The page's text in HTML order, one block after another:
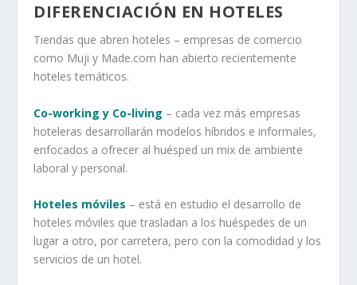
DIFERENCIACIÓN EN HOTELES
Tiendas que abren hoteles – empresas de comercio
como Muji y Made.com han abierto recientemente
hoteles temáticos.
Co-working y Co-living – cada vez más empresas
hoteleras desarrollarán modelos híbridos e informales,
enfocados a ofrecer al huésped un mix de ambiente
laboral y personal.
Hoteles móviles – está en estudio el desarrollo de
hoteles móviles que trasladan a los huéspedes de un
lugar a otro, por carretera, pero con la comodidad y los
servicios de un hotel.